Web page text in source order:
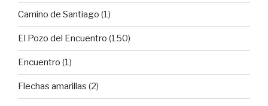
Camino de Santiago (1)
El Pozo del Encuentro (150)
Encuentro (1)
Flechas amarillas (2)